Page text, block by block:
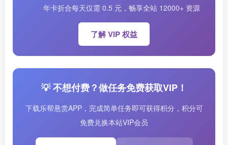
年卡折合每天仅需 0.5 元，畅享全站 12000+ 资源
了解 VIP 权益
💡 不想付费？做任务免费获取VIP！
下载乐帮悬赏APP，完成简单任务即可获得积分，积分可
免费兑换本站VIP会员